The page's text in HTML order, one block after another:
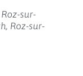
sur-
Roz-sur-